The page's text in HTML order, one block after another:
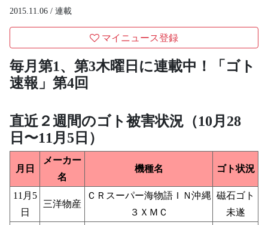
2015.11.06 / 連載
マイニュース登録
毎月第1、第3木曜日に連載中！「ゴト
速報」第4回
直近２週間のゴト被害状況（10月28
日〜11月5日）
月日
メーカー
名
機種名 ゴト状況
11月5
日
三洋物産
ＣＲスーパー海物語ＩＮ沖縄
３ＸＭＣ
磁石ゴト
未遂